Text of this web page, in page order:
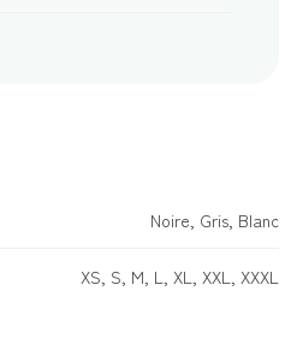
Noire, Gris, Blanc
XS, S, M, L, XL, XXL, XXXL